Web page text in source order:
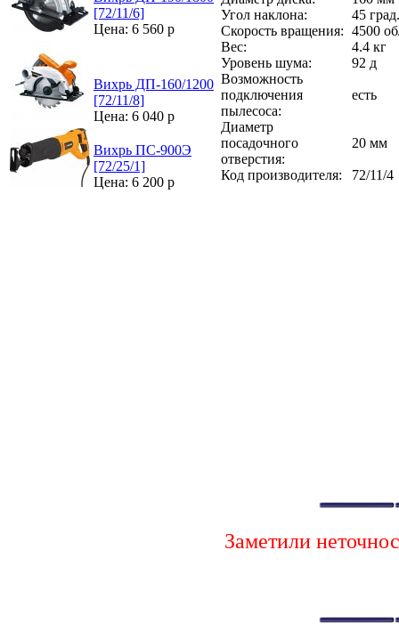
[72/11/6]
Цена: 6 560 р
Вихрь ДП-160/1200
[72/11/8]
Цена: 6 040 р
Вихрь ПС-900Э
[72/25/1]
Цена: 6 200 р
Угол наклона:
45 град.
Скорость вращения: 4500
Вес:
4.4 кг
Уровень шума:
92 д
Возможность
подключения
пылесоса:
есть
Диаметр
посадочного
отверстия:
20 мм
Код производителя: 72/11/4
Заметили